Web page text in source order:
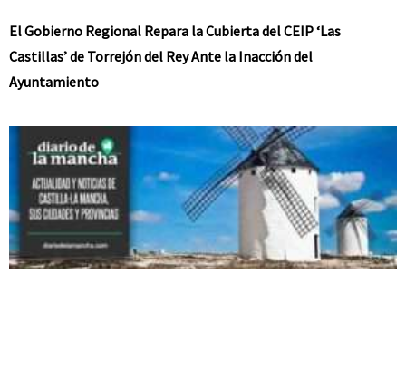
El Gobierno Regional Repara la Cubierta del CEIP ‘Las
Castillas’ de Torrejón del Rey Ante la Inacción del
Ayuntamiento